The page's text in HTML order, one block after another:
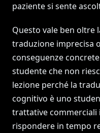
paziente si sente
Questo vale ben oltre
traduzione imprecisa
conseguenze
studente che non
lezione perché la
cognitivo è uno
trattative commerciali
rispondere in tempo